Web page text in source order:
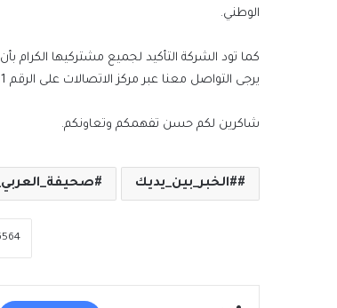
الوطني.
كما تود الشركة التأكيد لجميع مشتركيها
يرجى التواصل معنا عبر مركز الاتصالات على الرقم 1011
شاكرين لكم حسن تفهمكم وتعاونكم.
#الخبر_بين_يديك